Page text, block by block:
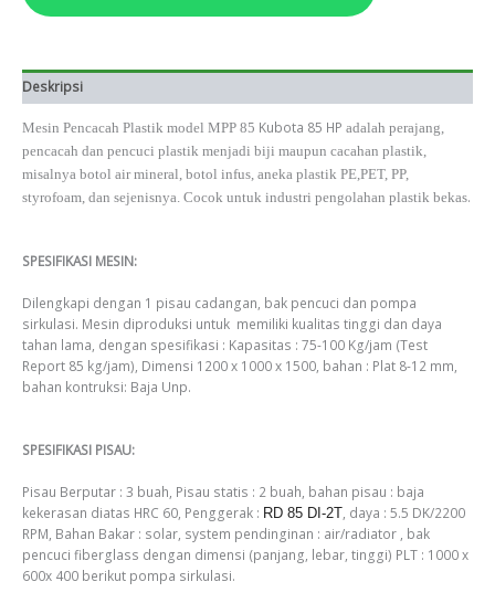
Deskripsi
Mesin Pencacah Plastik model MPP 85 Kubota 85 HP adalah perajang,
pencacah dan pencuci plastik menjadi biji maupun cacahan plastik,
misalnya botol air mineral, botol infus, aneka plastik PE,PET, PP,
styrofoam, dan sejenisnya. Cocok untuk industri pengolahan plastik bekas.
SPESIFIKASI MESIN:
Dilengkapi dengan 1 pisau cadangan, bak pencuci dan pompa
sirkulasi. Mesin diproduksi untuk memiliki kualitas tinggi dan daya
tahan lama, dengan spesifikasi : Kapasitas : 75-100 Kg/jam (Test
Report 85 kg/jam), Dimensi 1200 x 1000 x 1500, bahan : Plat 8-12 mm,
bahan kontruksi: Baja Unp.
SPESIFIKASI PISAU:
Pisau Berputar : 3 buah, Pisau statis : 2 buah, bahan pisau : baja
kekerasan diatas HRC 60, Penggerak : RD 85 DI-2T, daya : 5.5 DK/2200
RPM, Bahan Bakar : solar, system pendinginan : air/radiator , bak
pencuci fiberglass dengan dimensi (panjang, lebar, tinggi) PLT : 1000 x
600x 400 berikut pompa sirkulasi.